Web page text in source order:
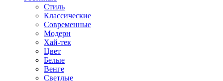
Стиль
Классические
Современные
Модерн
Хай-тек
Цвет
Белые
Венге
Светлые